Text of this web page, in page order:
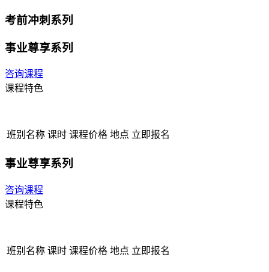
考前冲刺系列
事业尊享系列
咨询课程
课程特色
班别名称 课时 课程价格 地点 立即报名
事业尊享系列
咨询课程
课程特色
班别名称 课时 课程价格 地点 立即报名